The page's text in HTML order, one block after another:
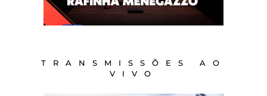
TRANSMISSÕES AO
VIVO